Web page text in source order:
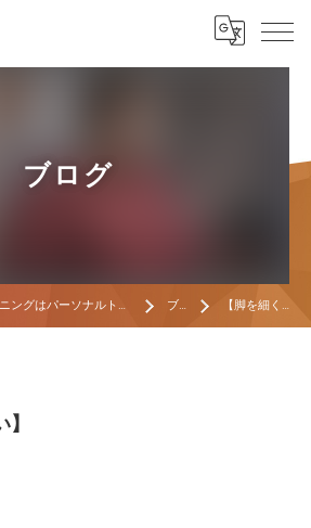
ブログ
岡山のパーソナルトレーニングはパーソナルトレーニングスタジオ Unleash ブログ 【脚を細く見せたい】